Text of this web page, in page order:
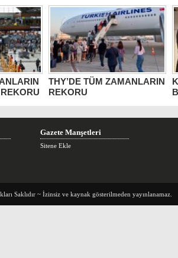
THY’DE TÜM ZAMANLARIN
REKORU
Gazete Manşetleri
Sitene Ekle
Saklıdır ~ İzinsiz ve kaynak gösterilmeden yayınlanamaz.